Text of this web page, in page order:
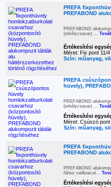
PREFA
PREFABOND
PREFABOND
(erkélycsavar) ...
Értékesítési
Méret: Fix pont 11/
Szín: műanyag,
PREFA
hüvely),
PREFABOND
(erkélycsavar) ...
Értékesítési
Méret: Csúszó pont
Szín: műanyag,
PREFA
PREFABOND
PREFABOND
fához val&oacut...
Értékesítési